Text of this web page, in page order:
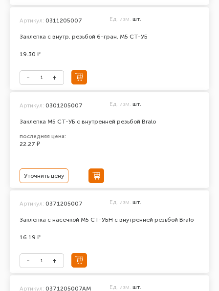
Заклепка с внутр. резьбой 6-гран. М5 СТ-УБ
Артикул: 0311205007 Ед. изм. шт.
19.30 ₽
Заклепка М5 СТ-УБ с внутренней резьбой Bralo
Артикул: 0301205007 Ед. изм. шт.
последняя цена:
22.27 ₽
Уточнить цену
Заклепка с насечкой М5 СТ-УБН с внутренней резьбой Bralo
Артикул: 0371205007 Ед. изм. шт.
16.19 ₽
Артикул: 0371205007АМ Ед. изм. шт.